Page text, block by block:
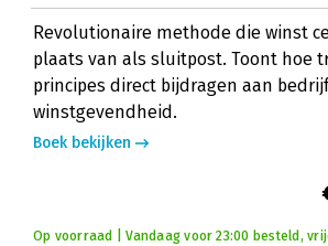
Revolutionaire methode die winst
plaats van als sluitpost. Toont hoe
principes direct bijdragen aan
winstgevendheid.
Boek bekijken
Op voorraad | Vandaag voor 23:00 besteld,